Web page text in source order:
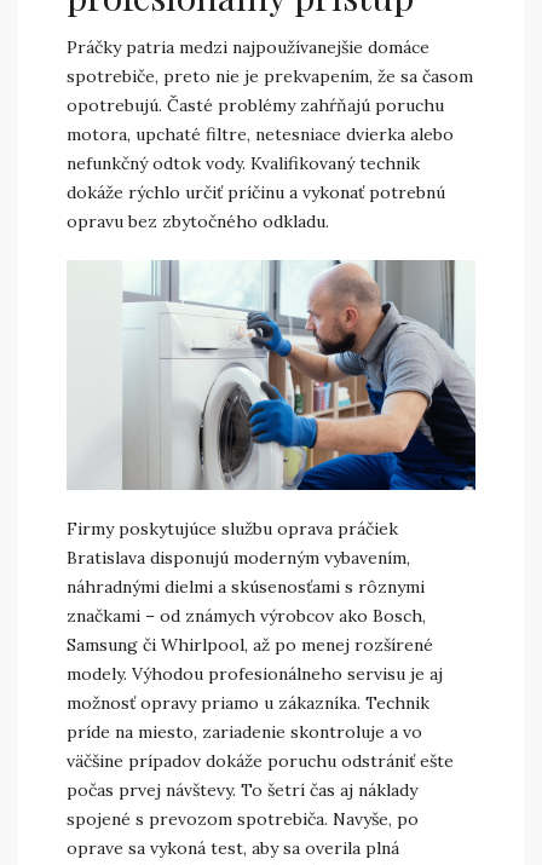
Práčky patria medzi najpoužívanejšie domáce
spotrebiče, preto nie je prekvapením, že sa časom
opotrebujú. Časté problémy zahŕňajú poruchu
motora, upchaté filtre, netesniace dvierka alebo
nefunkčný odtok vody. Kvalifikovaný technik
dokáže rýchlo určiť príčinu a vykonať potrebnú
opravu bez zbytočného odkladu.
Firmy poskytujúce službu oprava práčiek
Bratislava disponujú moderným vybavením,
náhradnými dielmi a skúsenosťami s rôznymi
značkami – od známych výrobcov ako Bosch,
Samsung či Whirlpool, až po menej rozšírené
modely. Výhodou profesionálneho servisu je aj
možnosť opravy priamo u zákazníka. Technik
príde na miesto, zariadenie skontroluje a vo
väčšine prípadov dokáže poruchu odstrániť ešte
počas prvej návštevy. To šetrí čas aj náklady
spojené s prevozom spotrebiča. Navyše, po
oprave sa vykoná test, aby sa overila plná